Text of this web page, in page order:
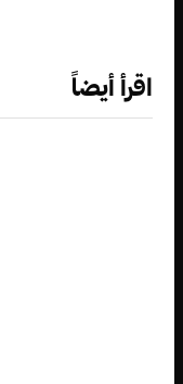
اقرأ أيضاً